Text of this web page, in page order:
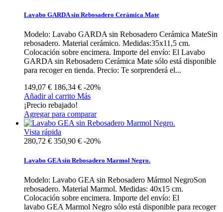
Lavabo GARDA sin Rebosadero Cerámica Mate
Modelo: Lavabo GARDA sin Rebosadero Cerámica MateSin
rebosadero. Material cerámico. Medidas:35x11,5 cm.
Colocación sobre encimera. Importe del envío: El Lavabo
GARDA sin Rebosadero Cerámica Mate sólo está disponible
para recoger en tienda. Precio: Te sorprenderá el...
149,07 € 186,34 € -20%
Añadir al carrito Más
¡Precio rebajado!
Agregar para comparar
Vista rápida
280,72 € 350,90 € -20%
Lavabo GEA sin Rebosadero Marmol Negro.
Modelo: Lavabo GEA sin Rebosadero Mármol NegroSon
rebosadero. Material Marmol. Medidas: 40x15 cm.
Colocación sobre encimera. Importe del envío: El
lavabo GEA Marmol Negro sólo está disponible para recoger